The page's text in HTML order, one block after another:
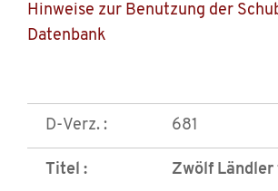
Hinweise zur Benutzung der
Datenbank
D-Verz. : 681
Titel : Zwölf